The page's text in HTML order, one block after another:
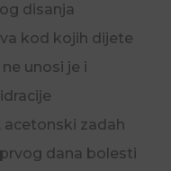
disanja
kod kojih dijete
unosi je i
acetonski zadah
dana bolesti